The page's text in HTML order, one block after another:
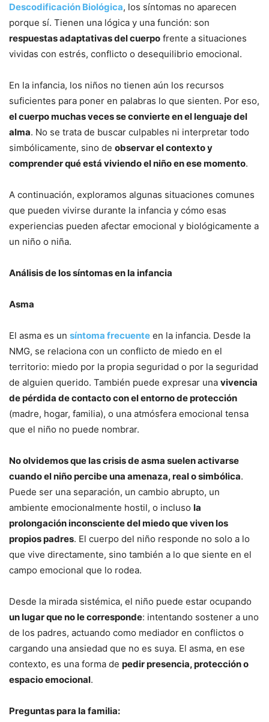
Descodificación Biológica, los síntomas no aparecen
porque sí. Tienen una lógica y una función: son
respuestas adaptativas del cuerpo frente a situaciones
vividas con estrés, conflicto o desequilibrio emocional.
En la infancia, los niños no tienen aún los recursos
suficientes para poner en palabras lo que sienten. Por eso,
el cuerpo muchas veces se convierte en el lenguaje del
alma. No se trata de buscar culpables ni interpretar todo
simbólicamente, sino de observar el contexto y
comprender qué está viviendo el niño en ese momento.
A continuación, exploramos algunas situaciones comunes
que pueden vivirse durante la infancia y cómo esas
experiencias pueden afectar emocional y biológicamente a
un niño o niña.
Análisis de los síntomas en la infancia
Asma
El asma es un síntoma frecuente en la infancia. Desde la
NMG, se relaciona con un conflicto de miedo en el
territorio: miedo por la propia seguridad o por la seguridad
de alguien querido. También puede expresar una vivencia
de pérdida de contacto con el entorno de protección
(madre, hogar, familia), o una atmósfera emocional tensa
que el niño no puede nombrar.
No olvidemos que las crisis de asma suelen activarse
cuando el niño percibe una amenaza, real o simbólica.
Puede ser una separación, un cambio abrupto, un
ambiente emocionalmente hostil, o incluso la
prolongación inconsciente del miedo que viven los
propios padres. El cuerpo del niño responde no solo a lo
que vive directamente, sino también a lo que siente en el
campo emocional que lo rodea.
Desde la mirada sistémica, el niño puede estar ocupando
un lugar que no le corresponde: intentando sostener a uno
de los padres, actuando como mediador en conflictos o
cargando una ansiedad que no es suya. El asma, en ese
contexto, es una forma de pedir presencia, protección o
espacio emocional.
Preguntas para la familia: